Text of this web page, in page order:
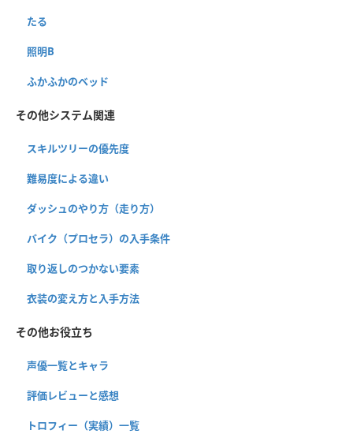
たる
照明B
ふかふかのベッド
その他システム関連
スキルツリーの優先度
難易度による違い
ダッシュのやり方（走り方）
バイク（プロセラ）の入手条件
取り返しのつかない要素
衣装の変え方と入手方法
その他お役立ち
声優一覧とキャラ
評価レビューと感想
トロフィー（実績）一覧